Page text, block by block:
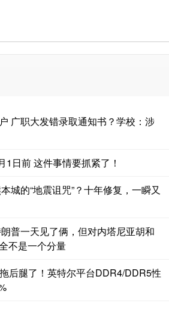
广职大发错录取通知书？学校：涉
1日前 这件事情要抓紧了！
城的“地震诅咒”？十年修复，一瞬又
普一天见了俩，但对内塔尼亚胡和
不是一个分量
后腿了！英特尔平台DDR4/DDR5性